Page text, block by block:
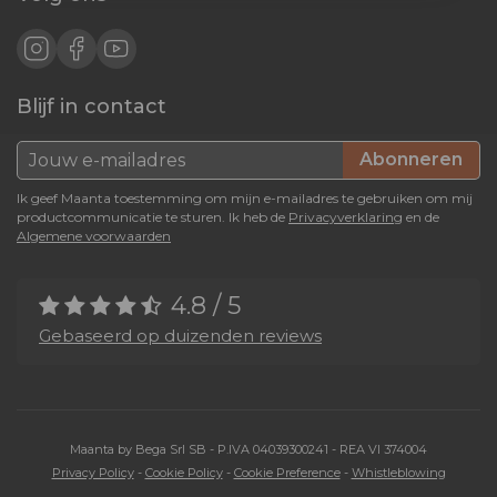
Blijf in contact
Abonneren
Ik geef Maanta toestemming om mijn e-mailadres te gebruiken om mij
productcommunicatie te sturen. Ik heb de Privacyverklaring en de
Algemene voorwaarden
4.8 / 5
Gebaseerd op duizenden reviews
Maanta by Bega Srl SB - P.IVA 04039300241 - REA VI 374004
Privacy Policy- Cookie Policy- Cookie Preference- Whistleblowing